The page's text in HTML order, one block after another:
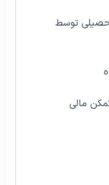
توسط
مالی